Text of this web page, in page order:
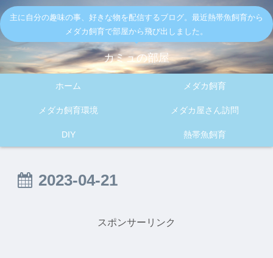
主に自分の趣味の事、好きな物を配信するブログ。最近熱帯魚飼育から
メダカ飼育で部屋から飛び出しました。
カミュの部屋
ホーム メダカ飼育
メダカ飼育環境 メダカ屋さん訪問
DIY 熱帯魚飼育
2023-04-21
スポンサーリンク